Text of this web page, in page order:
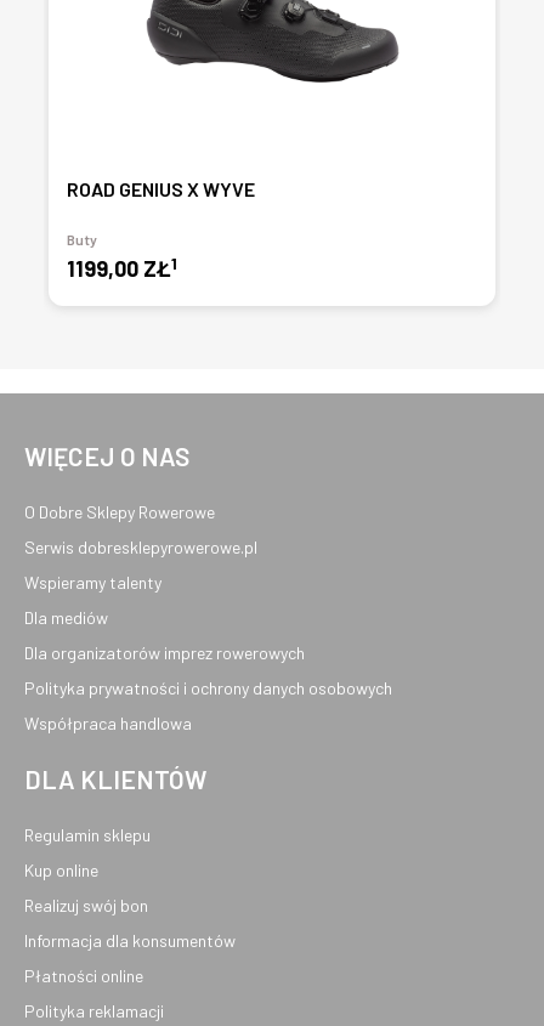
ROAD GENIUS X WYVE
Buty
1199,00 ZŁ1
WIĘCEJ O NAS
O Dobre Sklepy Rowerowe
Serwis dobresklepyrowerowe.pl
Wspieramy talenty
Dla mediów
Dla organizatorów imprez rowerowych
Polityka prywatności i ochrony danych osobowych
Współpraca handlowa
DLA KLIENTÓW
Regulamin sklepu
Kup online
Realizuj swój bon
Informacja dla konsumentów
Płatności online
Polityka reklamacji